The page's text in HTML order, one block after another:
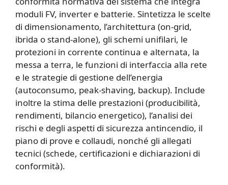
moduli FV, inverter e batterie. Sintetizza le scelte
di dimensionamento, l’architettura (on‑grid,
ibrida o stand‑alone), gli schemi unifilari, le
protezioni in corrente continua e alternata, la
messa a terra, le funzioni di interfaccia alla rete
e le strategie di gestione dell’energia
(autoconsumo, peak‑shaving, backup). Include
inoltre la stima delle prestazioni (producibilità,
rendimenti, bilancio energetico), l’analisi dei
rischi e degli aspetti di sicurezza antincendio, il
piano di prove e collaudi, nonché gli allegati
tecnici (schede, certificazioni e dichiarazioni di
conformità).